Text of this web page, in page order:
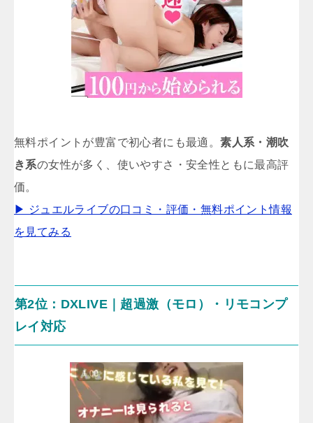
無料ポイントが豊富で初心者にも最適。素人系・潮吹
き系の女性が多く、使いやすさ・安全性ともに最高評
価。
▶ ジュエルライブの口コミ・評価・無料ポイント情報
を見てみる
第2位：DXLIVE｜超過激（モロ）・リモコンプ
レイ対応